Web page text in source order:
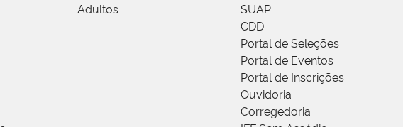
Adultos
SUAP
CDD
Portal de Seleções
Portal de Eventos
Portal de Inscrições
Ouvidoria
Corregedoria